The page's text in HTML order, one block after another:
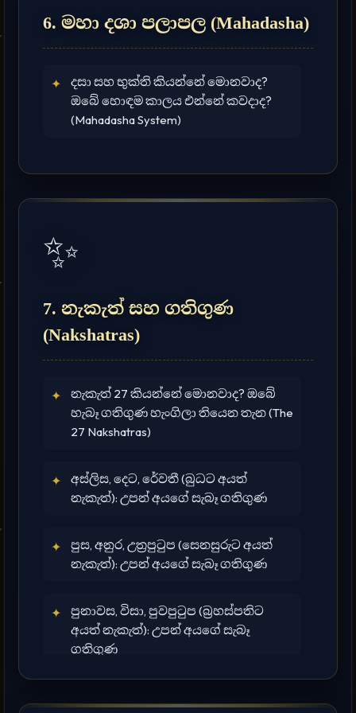
(Lunar Nodes)
✦
ග්‍රහයෝ ආපස්සට යනවද? වක්‍ර වීම
කියන්නේ මොකක්ද? (Retrograde
Planets)
අනුව අපිට වෙන දේවල් (Planetary
Transits)
✦
ග්‍රහණ හැදෙන්නේ කොහොමද?
6. මහා දශා පලාපල (Mahadasha)
✦
දසා සහ භුක්ති කියන්නේ මොනවාද?
ඔබේ හොඳම කාලය එන්නේ කවදාද?
(Mahadasha System)
✨
7. නැකැත් සහ ගතිගුණ
(Nakshatras)
✦
නැකැත් 27 කියන්නේ මොනවාද? ඔබේ
හැබෑ ගතිගුණ හැංගිලා තියෙන තැන (The
27 Nakshatras)
✦
අස්ලිස, දෙට, රේවතී (බුධට අයත්
නැකැත්): උපන් අයගේ සැබෑ ගතිගුණ
✦
පුස, අනුර, උත්‍රපුටුප (සෙනසුරුට අයත්
නැකැත්): උපන් අයගේ සැබෑ ගතිගුණ
✦
පුනාවස, විසා, පුවපුටුප (බ්‍රහස්පතිට
අයත් නැකැත්): උපන් අයගේ සැබෑ
ගතිගුණ